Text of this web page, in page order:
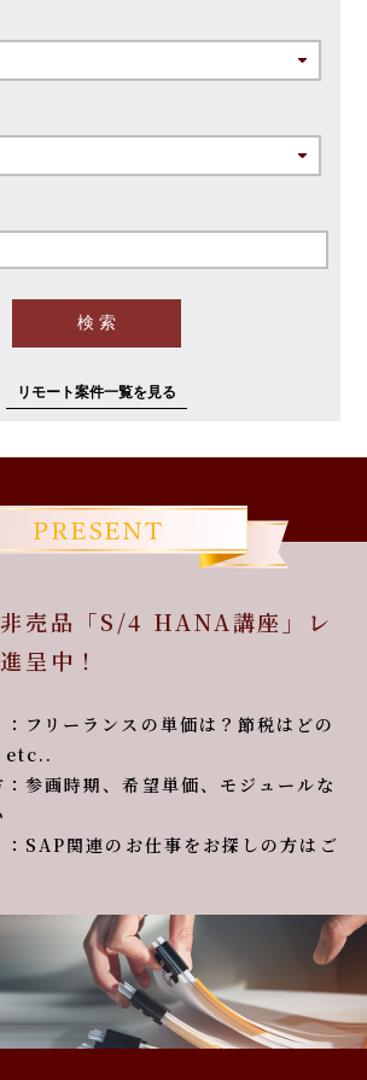
リモート案件一覧を見る
売品「S/4 HANA講座」レ
呈中！
ーランスの単価は？節税はどの
etc..
参画時期、希望単価、モジュールな
連のお仕事をお探しの方はご